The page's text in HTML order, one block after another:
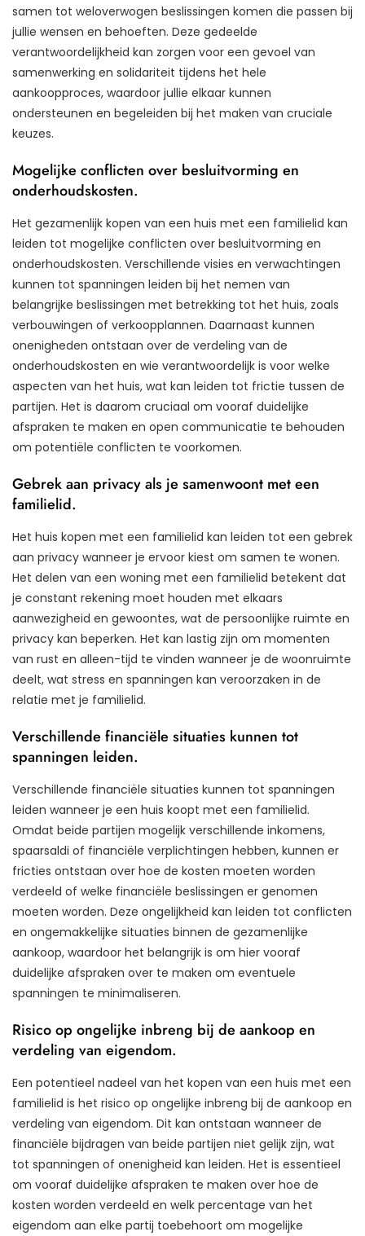
samen tot weloverwogen beslissingen komen die passen bij
jullie wensen en behoeften. Deze gedeelde
verantwoordelijkheid kan zorgen voor een gevoel van
samenwerking en solidariteit tijdens het hele
aankoopproces, waardoor jullie elkaar kunnen
ondersteunen en begeleiden bij het maken van cruciale
keuzes.
Mogelijke conflicten over besluitvorming en
onderhoudskosten.
Het gezamenlijk kopen van een huis met een familielid kan
leiden tot mogelijke conflicten over besluitvorming en
onderhoudskosten. Verschillende visies en verwachtingen
kunnen tot spanningen leiden bij het nemen van
belangrijke beslissingen met betrekking tot het huis, zoals
verbouwingen of verkoopplannen. Daarnaast kunnen
onenigheden ontstaan over de verdeling van de
onderhoudskosten en wie verantwoordelijk is voor welke
aspecten van het huis, wat kan leiden tot frictie tussen de
partijen. Het is daarom cruciaal om vooraf duidelijke
afspraken te maken en open communicatie te behouden
om potentiële conflicten te voorkomen.
Gebrek aan privacy als je samenwoont met een
familielid.
Het huis kopen met een familielid kan leiden tot een gebrek
aan privacy wanneer je ervoor kiest om samen te wonen.
Het delen van een woning met een familielid betekent dat
je constant rekening moet houden met elkaars
aanwezigheid en gewoontes, wat de persoonlijke ruimte en
privacy kan beperken. Het kan lastig zijn om momenten
van rust en alleen-tijd te vinden wanneer je de woonruimte
deelt, wat stress en spanningen kan veroorzaken in de
relatie met je familielid.
Verschillende financiële situaties kunnen tot
spanningen leiden.
Verschillende financiële situaties kunnen tot spanningen
leiden wanneer je een huis koopt met een familielid.
Omdat beide partijen mogelijk verschillende inkomens,
spaarsaldi of financiële verplichtingen hebben, kunnen er
fricties ontstaan over hoe de kosten moeten worden
verdeeld of welke financiële beslissingen er genomen
moeten worden. Deze ongelijkheid kan leiden tot conflicten
en ongemakkelijke situaties binnen de gezamenlijke
aankoop, waardoor het belangrijk is om hier vooraf
duidelijke afspraken over te maken om eventuele
spanningen te minimaliseren.
Risico op ongelijke inbreng bij de aankoop en
verdeling van eigendom.
Een potentieel nadeel van het kopen van een huis met een
familielid is het risico op ongelijke inbreng bij de aankoop en
verdeling van eigendom. Dit kan ontstaan wanneer de
financiële bijdragen van beide partijen niet gelijk zijn, wat
tot spanningen of onenigheid kan leiden. Het is essentieel
om vooraf duidelijke afspraken te maken over hoe de
kosten worden verdeeld en welk percentage van het
eigendom aan elke partij toebehoort om mogelijke